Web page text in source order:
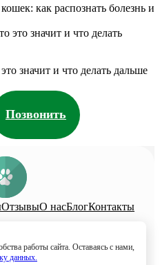
как распознать болезнь и
значит и что делать дальше
работы сайта. Оставаясь с нами,
данных.
Позвонить
ОтзывыО насБлогКонтакты